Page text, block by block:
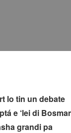
lo tin un debate
e ‘lei di
grandi pa